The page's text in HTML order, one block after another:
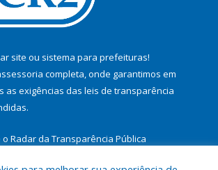
site ou sistema para prefeituras!
completa, onde garantimos em
as exigências das leis de transparência
o Radar da Transparência Pública